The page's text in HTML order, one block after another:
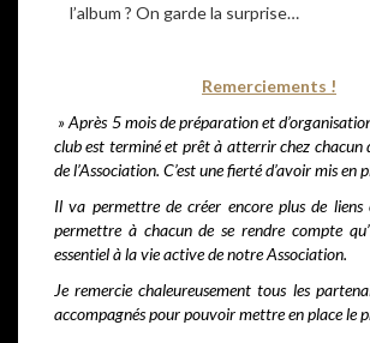
l’album ? On garde la surprise…
Remerciements !
» Après 5 mois de préparation et
club est terminé et prêt à atterrir chez chacun
de l’Association. C’est une fierté d’avoir mis en
Il va permettre de créer encore plus de
permettre à chacun de se rendre compte
essentiel à la vie active de notre Association.
Je remercie chaleureusement tous les
accompagnés pour pouvoir mettre en place le